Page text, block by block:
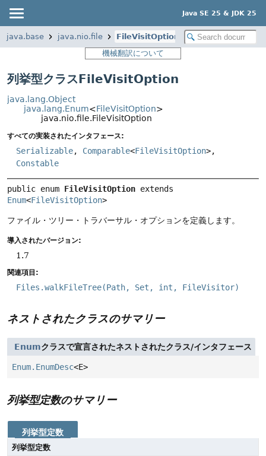
Java SE 25 & JDK 25
java.base java.nio.file
FileVisitOption
機械翻訳について
列挙型クラスFileVisitOption
java.lang.Object
java.lang.Enum<FileVisitOption>
java.nio.file.FileVisitOption
すべての実装されたインタフェース:
Serializable, Comparable<FileVisitOption>,
Constable
public enum FileVisitOption
Enum<FileVisitOption>
ファイル・ツリー・トラバーサル・オプションを定義します。
導入されたバージョン:
1.7
関連項目:
Files.walkFileTree(Path, Set, int, FileVisitor)
ネストされたクラスのサマリー
Enumクラスで宣言されたネストされたクラス/インタフェース
Enum.EnumDesc<E>
列挙型定数のサマリー
列挙型定数
列挙型定数